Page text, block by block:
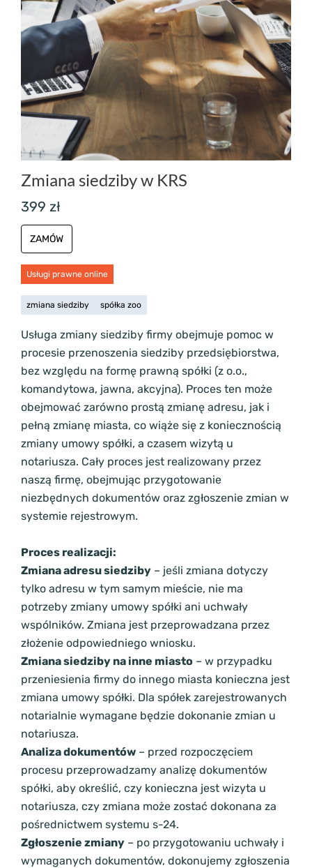
Zmiana siedziby w KRS
399 zł
ZAMÓW
Usługi prawne online
zmiana siedziby spółka zoo
Usługa zmiany siedziby firmy obejmuje pomoc w
procesie przenoszenia siedziby przedsiębiorstwa,
bez względu na formę prawną spółki (z o.o.,
komandytowa, jawna, akcyjna). Proces ten może
obejmować zarówno prostą zmianę adresu, jak i
pełną zmianę miasta, co wiąże się z koniecznością
zmiany umowy spółki, a czasem wizytą u
notariusza. Cały proces jest realizowany przez
naszą firmę, obejmując przygotowanie
niezbędnych dokumentów oraz zgłoszenie zmian w
systemie rejestrowym.
Proces realizacji:
Zmiana adresu siedziby – jeśli zmiana dotyczy
tylko adresu w tym samym mieście, nie ma
potrzeby zmiany umowy spółki ani uchwały
wspólników. Zmiana jest przeprowadzana przez
złożenie odpowiedniego wniosku.
Zmiana siedziby na inne miasto – w przypadku
przeniesienia firmy do innego miasta konieczna jest
zmiana umowy spółki. Dla spółek zarejestrowanych
notarialnie wymagane będzie dokonanie zmian u
notariusza.
Analiza dokumentów – przed rozpoczęciem
procesu przeprowadzamy analizę dokumentów
spółki, aby określić, czy konieczna jest wizyta u
notariusza, czy zmiana może zostać dokonana za
pośrednictwem systemu s-24.
Zgłoszenie zmiany – po przygotowaniu uchwały i
wymaganych dokumentów, dokonujemy zgłoszenia